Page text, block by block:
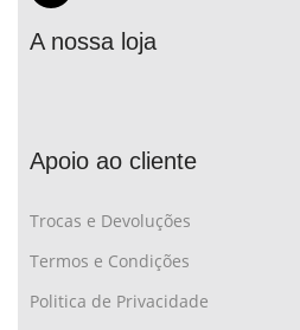
A nossa loja
Apoio ao cliente
Trocas e Devoluções
Termos e Condições
Politica de Privacidade